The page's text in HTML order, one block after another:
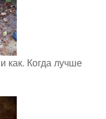
как. Когда лучше